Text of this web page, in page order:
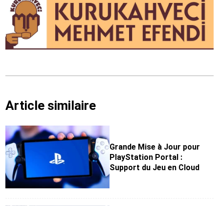
Article similaire
Grande Mise à Jour pour
PlayStation Portal :
Support du Jeu en Cloud